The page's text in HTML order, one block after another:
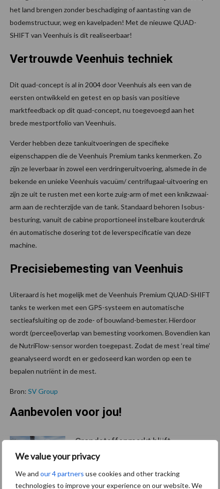
We value your privacy
We and our 4 partners use cookies and other tracking
technologies to improve your experience on our website. We
het land brengen zonder beschadiging of aantasting van de
bodemstructuur, weg en kavelpaden! Met de nieuwe QUAD-
SHIFT van Veenhuis is dit realiseerbaar!
Vertrouwde Veenhuis techniek
Dit quad-concept is al in 2004 door Veenhuis als een van de
eersten ontwikkeld en getest en op basis van positieve
marktfeedback op dit quad-concept, nu toegevoegd aan het
brede mestportfolio van Veenhuis.
Verder hebben deze tankuitvoeringen de specifieke
eigenschappen die de Veenhuis Premium tanks kenmerken. Zo
zijn ze leverbaar in zowel een verdringeruitvoering, alsmede in de
bekende en unieke Veenhuis vacuüm/ centrifugaal-uitvoering en
zijn ze uit te rusten met een korte zuig-arm of met een knikzwaai-
arm aan de rechterzijde van de tank. Standaard behoren Isobus-
besturing, vanuit de cabine proportioneel instelbare kouterdruk
én automatische dosering tot de leverspecificatie van deze
machine.
Precisiebemesting van Veenhuis
Uiteraard is het mogelijk met de Veenhuis Premium QUAD-SHIFT
tanks te werken met een GPS-systeem en automatische
sectieafsluiting op de zode- of bouwland-bemester. Hierdoor
wordt (perceel)overlap van bemesting voorkomen. Bovendien kan
de NutriFlow-sensor worden toegepast. Zodat de mest ‘real time’
geanalyseerd wordt en er gedoseerd kan worden op een te
bepalen nutriënt in de mest.
Bron: SV Group
Aanbevolen voor jou!
Grondstoffenmarkt blijft
grillig: droogte en
geopolitiek houden handel
in de greep